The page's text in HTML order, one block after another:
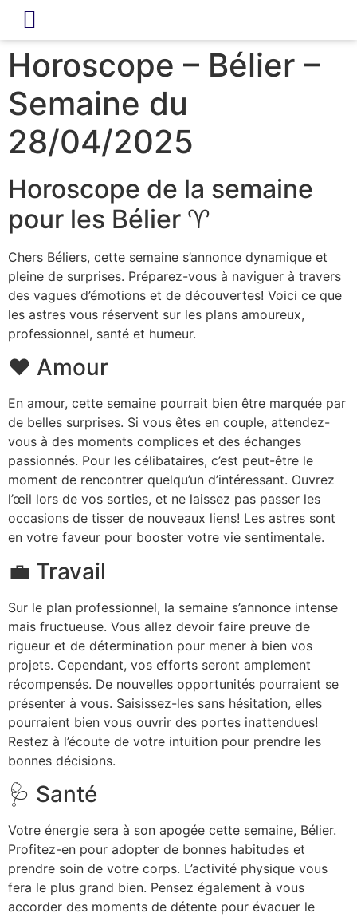
Horoscope – Bélier –
Semaine du
28/04/2025
Horoscope de la semaine
pour les Bélier ♈
Chers Béliers, cette semaine s’annonce dynamique et
pleine de surprises. Préparez-vous à naviguer à travers
des vagues d’émotions et de découvertes! Voici ce que
les astres vous réservent sur les plans amoureux,
professionnel, santé et humeur.
❤️ Amour
En amour, cette semaine pourrait bien être marquée par
de belles surprises. Si vous êtes en couple, attendez-
vous à des moments complices et des échanges
passionnés. Pour les célibataires, c’est peut-être le
moment de rencontrer quelqu’un d’intéressant. Ouvrez
l’œil lors de vos sorties, et ne laissez pas passer les
occasions de tisser de nouveaux liens! Les astres sont
en votre faveur pour booster votre vie sentimentale.
💼 Travail
Sur le plan professionnel, la semaine s’annonce intense
mais fructueuse. Vous allez devoir faire preuve de
rigueur et de détermination pour mener à bien vos
projets. Cependant, vos efforts seront amplement
récompensés. De nouvelles opportunités pourraient se
présenter à vous. Saisissez-les sans hésitation, elles
pourraient bien vous ouvrir des portes inattendues!
Restez à l’écoute de votre intuition pour prendre les
bonnes décisions.
🩺 Santé
Votre énergie sera à son apogée cette semaine, Bélier.
Profitez-en pour adopter de bonnes habitudes et
prendre soin de votre corps. L’activité physique vous
fera le plus grand bien. Pensez également à vous
accorder des moments de détente pour évacuer le